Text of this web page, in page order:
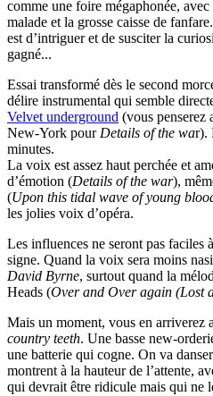
comme une foire mégaphonée,
malade et la grosse caisse de
est d’intriguer et de susciter la
gagné...
Essai transformé dès le second
délire instrumental qui semble
Velvet underground (vous penserez
New-York pour Details of the war).
minutes.
La voix est assez haut perchée et
d’émotion (Details of the war),
(Upon this tidal wave of young
les jolies voix d’opéra.
Les influences ne seront pas faciles
signe. Quand la voix sera moins
David Byrne, surtout quand la
Heads (Over and Over again (Lost
Mais un moment, vous en arriverez
country teeth. Une basse new-
une batterie qui cogne. On va
montrent à la hauteur de l’attente,
qui devrait être ridicule mais qui ne